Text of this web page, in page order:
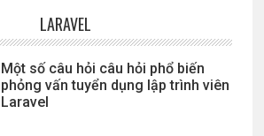
LARAVEL
Một số câu hỏi câu hỏi phổ biến
phỏng vấn tuyển dụng lập trình viên
Laravel